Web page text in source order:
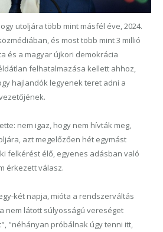
utoljára több mint másfél éve, 2024.
és most több mint 3 millió
és a magyar újkori demokrácia
felhatalmazása kellett ahhoz,
hajlandók legyenek teret adni a
nem igaz, hogy nem hívták meg,
azt megelőzően hét egymást
felkérést élő, egyenes adásban való
érkezett válasz.
két napja, mióta a rendszerváltás
nem látott súlyosságú vereséget
"néhányan próbálnak úgy tenni itt,